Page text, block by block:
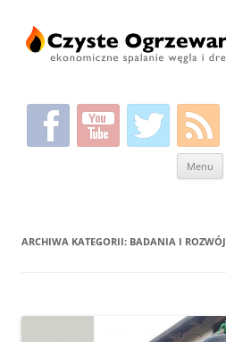
Menu
ARCHIWA KATEGORII: BADANIA I ROZWÓJ